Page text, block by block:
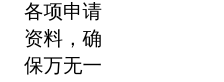
各项申请
资料，确
保万无一